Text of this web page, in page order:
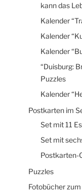
kann das
Kalender
Kalender
Kalender
“Duisburg:
Puzzles
Kalender
Postkarten im
Set mit 11
Set mit
Postkarten-
Puzzles
Fotobücher